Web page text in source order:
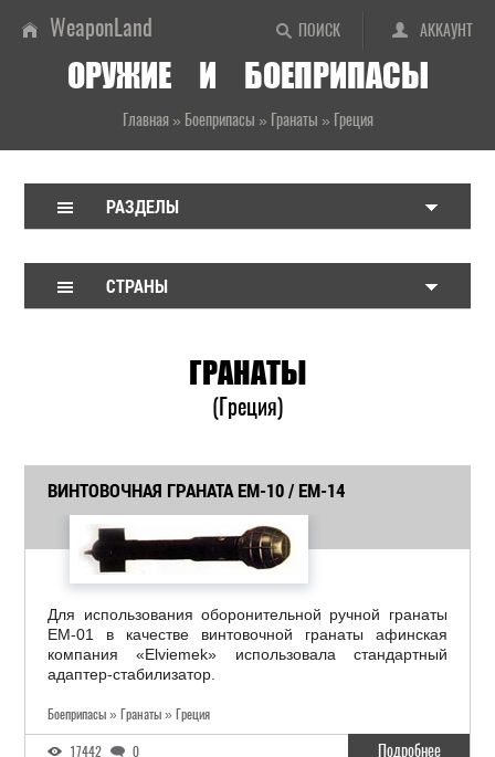
ПОИСК АККАУНТ
WeaponLand
ОРУЖИЕ И БОЕПРИПАСЫ
Главная» Боеприпасы » Гранаты » Греция
РАЗДЕЛЫ
СТРАНЫ
ГРАНАТЫ
(Греция)
ВИНТОВОЧНАЯ ГРАНАТА EM-10 / EM-14
Для использования оборонительной ручной гранаты
EM-01 в качестве винтовочной гранаты афинская
компания «Elviemek» использовала стандартный
адаптер-стабилизатор.
Боеприпасы » Гранаты » Греция
17442 0 Подробнее